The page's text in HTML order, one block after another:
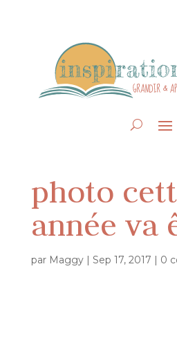
photo
année va
par Maggy| Sep 17, 2017 | 0